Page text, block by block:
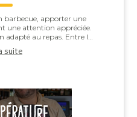
barbecue, apporter une
une attention appréciée.
au repas. Entre les
suite